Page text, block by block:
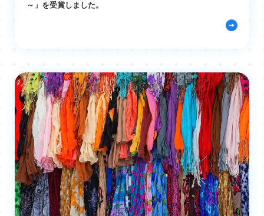
～」を受賞しました。